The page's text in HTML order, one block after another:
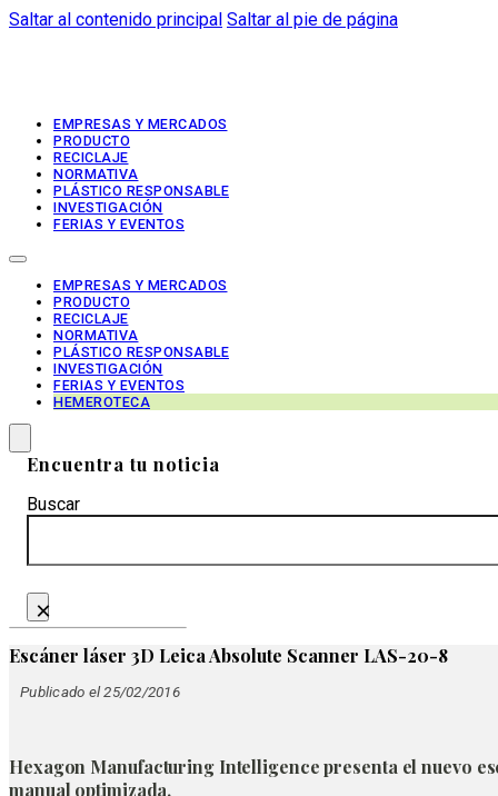
Saltar al contenido principal Saltar al pie de página
EMPRESAS Y MERCADOS
PRODUCTO
RECICLAJE
NORMATIVA
PLÁSTICO RESPONSABLE
INVESTIGACIÓN
FERIAS Y EVENTOS
EMPRESAS Y MERCADOS
PRODUCTO
RECICLAJE
NORMATIVA
PLÁSTICO RESPONSABLE
INVESTIGACIÓN
FERIAS Y EVENTOS
HEMEROTECA
Encuentra tu noticia
Buscar
×
Escáner láser 3D Leica Absolute Scanner LAS-20-8
Publicado el 25/02/2016
Hexagon Manufacturing Intelligence presenta el nuevo
manual optimizada.